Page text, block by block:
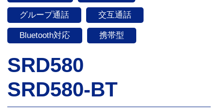
グループ通話 交互通話
Bluetooth対応 携帯型
SRD580
SRD580-BT